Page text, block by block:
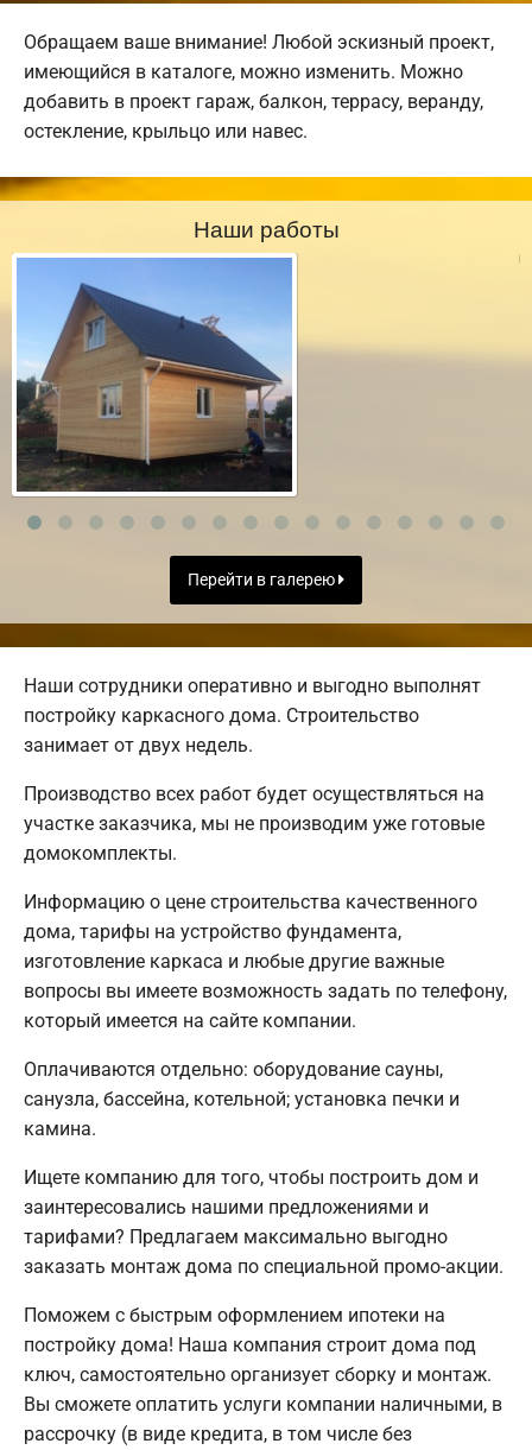
Обращаем ваше внимание! Любой эскизный проект,
имеющийся в каталоге, можно изменить. Можно
добавить в проект гараж, балкон, террасу, веранду,
остекление, крыльцо или навес.
Наши работы
Перейти в галерею
Наши сотрудники оперативно и выгодно выполнят
постройку каркасного дома. Строительство
занимает от двух недель.
Производство всех работ будет осуществляться на
участке заказчика, мы не производим уже готовые
домокомплекты.
Информацию о цене строительства качественного
дома, тарифы на устройство фундамента,
изготовление каркаса и любые другие важные
вопросы вы имеете возможность задать по телефону,
который имеется на сайте компании.
Оплачиваются отдельно: оборудование сауны,
санузла, бассейна, котельной; установка печки и
камина.
Ищете компанию для того, чтобы построить дом и
заинтересовались нашими предложениями и
тарифами? Предлагаем максимально выгодно
заказать монтаж дома по специальной промо-акции.
Поможем с быстрым оформлением ипотеки на
постройку дома! Наша компания строит дома под
ключ, самостоятельно организует сборку и монтаж.
Вы сможете оплатить услуги компании наличными, в
рассрочку (в виде кредита, в том числе без